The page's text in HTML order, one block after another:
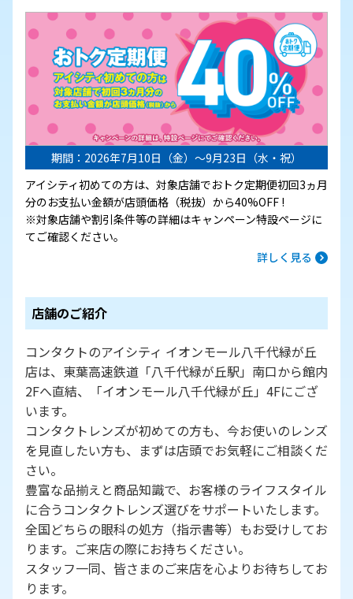
期間：2026年7月10日（金）～9月23日（水・祝）
アイシティ初めての方は、対象店舗でおトク定期便初回3ヵ月
分のお支払い金額が店頭価格（税抜）から40%OFF !
※対象店舗や割引条件等の詳細はキャンペーン特設ページに
てご確認ください。
詳しく見る
店舗のご紹介
コンタクトのアイシティ イオンモール八千代緑が丘
店は、東葉高速鉄道「八千代緑が丘駅」南口から館内
2Fへ直結、「イオンモール八千代緑が丘」4Fにござ
います。
コンタクトレンズが初めての方も、今お使いのレンズ
を見直したい方も、まずは店頭でお気軽にご相談くだ
さい。
豊富な品揃えと商品知識で、お客様のライフスタイル
に合うコンタクトレンズ選びをサポートいたします。
全国どちらの眼科の処方（指示書等）もお受けしてお
ります。ご来店の際にお持ちください。
スタッフ一同、皆さまのご来店を心よりお待ちしてお
ります。